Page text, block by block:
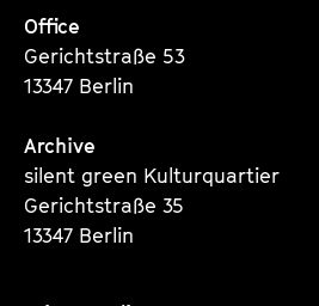
Office
Gerichtstraße 53
13347 Berlin
Archive
silent green Kulturquartier
Gerichtstraße 35
13347 Berlin